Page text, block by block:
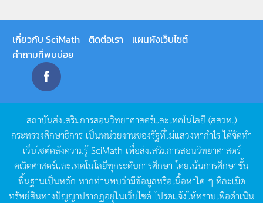
เกี่ยวกับ SciMath ติดต่อเรา
แผนผังเว็บไซต์
คำถามที่พบบ่อย
สถาบันส่งเสริมการสอนวิทยาศาสตร์และเทคโนโลยี (สสวท.)
กระทรวงศึกษาธิการ เป็นหน่วยงานของรัฐที่ไม่แสวงหากำไรได้จัดทำ
เว็บไซต์คลังความรู้SciMath เพื่อส่งเสริมการสอนวิทยาศาสตร์
คณิตศาสตร์และเทคโนโลยีทุกระดับการศึกษา โดยเน้นการศึกษาขั้น
พื้นฐานเป็นหลัก หากท่านพบว่ามีข้อมูลหรือเนื้อหาใด ๆ ที่ละเมิด
ทรัพย์สินทางปัญญาปรากฏอยู่ในเว็บไซต์โปรดแจ้งให้ทราบเพื่อดำเนิน